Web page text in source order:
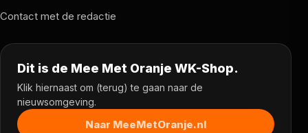
Contact met de redactie
Dit is de Mee Met Oranje WK-Shop.
Klik hiernaast om (terug) te gaan naar de
nieuwsomgeving.
Naar MeeMetOranje.nl